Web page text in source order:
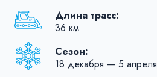
Длина трасс:
36 км
Сезон:
18 декабря — 5 апреля